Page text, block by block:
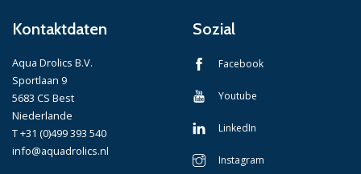
Kontaktdaten
Aqua Drolics B.V.
Sportlaan 9
5683 CS Best
Niederlande
T +31 (0)499 393 540
info@aquadrolics.nl
Sozial
Facebook
Youtube
LinkedIn
Instagram